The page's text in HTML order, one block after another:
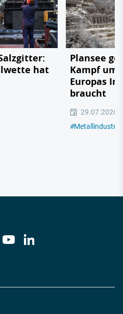
hat
Plansee
Kampf um
Europas
braucht
29.07.2026
#Metallindustrie